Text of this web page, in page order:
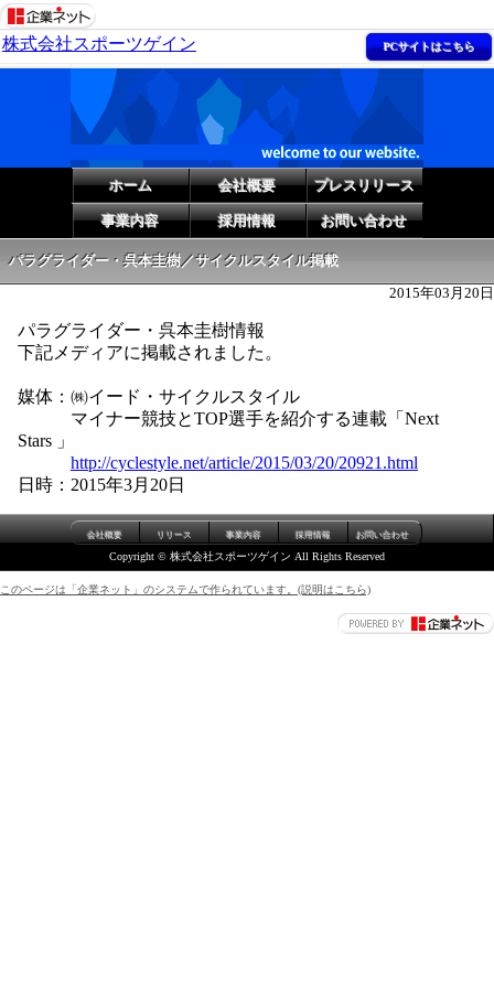
株式会社スポーツゲイン PCサイトはこちら
ホーム 会社概要 プレスリリース
事業内容 採用情報 お問い合わせ
パラグライダー・呉本圭樹／サイクルスタイル掲載
2015年03月20日
パラグライダー・呉本圭樹情報
下記メディアに掲載されました。
媒体：㈱イード・サイクルスタイル
マイナー競技とTOP選手を紹介する連載「Next
Stars 」
http://cyclestyle.net/article/2015/03/20/20921.html
日時：2015年3月20日
会社概要 リリース 事業内容 採用情報 お問い合わせ
Copyright © 株式会社スポーツゲイン All Rights Reserved
このページは「企業ネット」のシステムで作られています。(説明はこちら)